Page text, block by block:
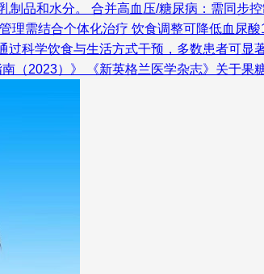
制品和水分。 合并高血压/糖尿病：需同步
理需结合个体化治疗 饮食调整可降低血尿
科学饮食与生活方式干预，多数患者可
（2023）》 《新英格兰医学杂志》关于